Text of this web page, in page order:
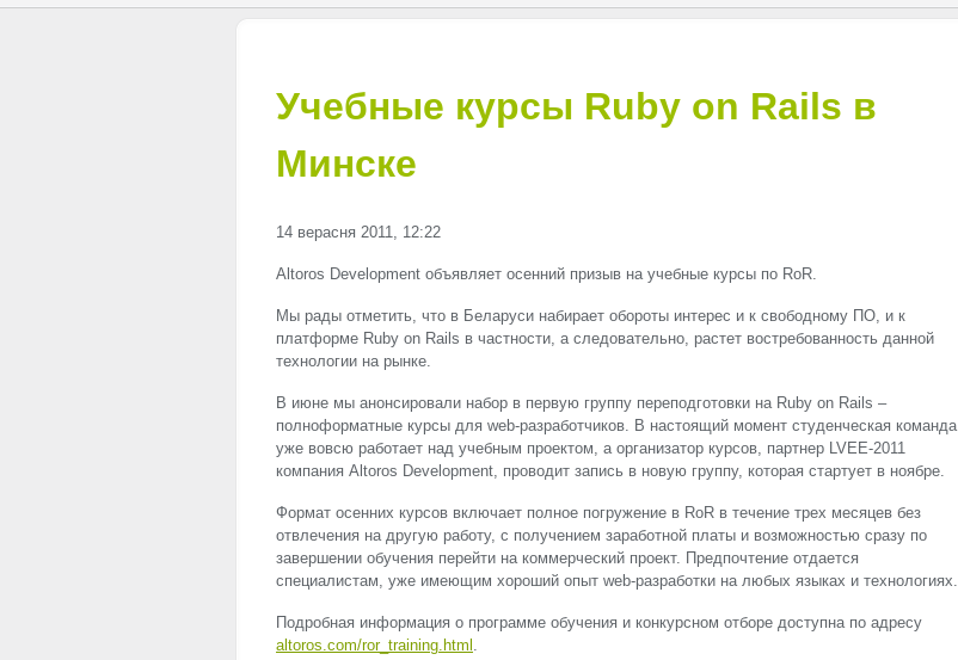
Учебные курсы Ruby on Rails в
Минске
14 верасня 2011, 12:22
Altoros Development объявляет осенний призыв на учебные курсы по RoR.
Мы рады отметить, что в Беларуси набирает обороты интерес и к свободному ПО, и к
платформе Ruby on Rails в частности, а следовательно, растет востребованность данной
технологии на рынке.
В июне мы анонсировали набор в первую группу переподготовки на Ruby on Rails –
полноформатные курсы для web-разработчиков. В настоящий момент студенческая команда
уже вовсю работает над учебным проектом, а организатор курсов, партнер LVEE-2011
компания Altoros Development, проводит запись в новую группу, которая стартует в ноябре.
Формат осенних курсов включает полное погружение в RoR в течение трех месяцев без
отвлечения на другую работу, с получением заработной платы и возможностью сразу по
завершении обучения перейти на коммерческий проект. Предпочтение отдается
специалистам, уже имеющим хороший опыт web-разработки на любых языках и технологиях.
Подробная информация о программе обучения и конкурсном отборе доступна по адресу
altoros.com/ror_training.html .